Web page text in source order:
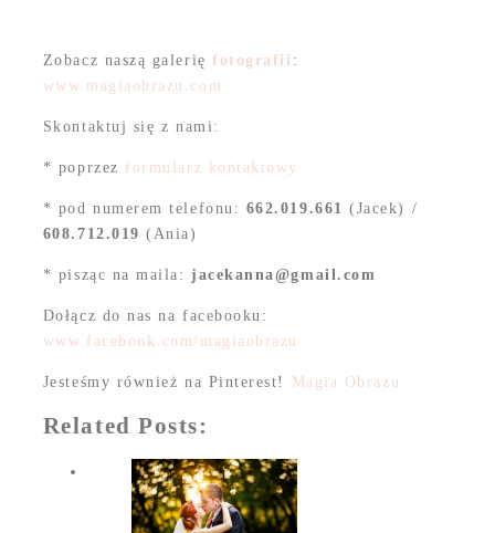
Zobacz naszą galerięfotografii :
www.magiaobrazu.com
Skontaktuj się z nami:
* poprzez formularz kontaktowy
* pod numerem telefonu: 662.019.661 (Jacek) /
608.712.019(Ania)
* pisząc na maila:jacekanna@gmail.com
Dołącz do nas na facebooku:
www.facebook.com/magiaobrazu
Jesteśmy również na Pinterest! Magia Obrazu
Related Posts: